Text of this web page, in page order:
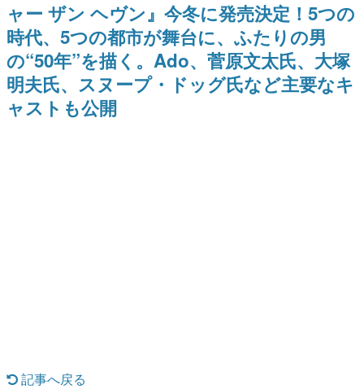
聞きし、ヒットする企画（ゲーム）とは何か？を探ってい
きます。
赫本
この物語を解いてはいけない。『赫本』は、〈試験問題〉
の形をした短編ホラー小説集です。
新世代に訊く
ダム・カム』開発元やチェコの
プロ野球選手から称賛の声
フリーク公式YouTubeで公開中
ャー ザン ヘヴン』今冬に発売決定！5つの
時代、5つの都市が舞台に、ふたりの男
の“50年”を描く。Ado、菅原文太氏、大塚
明夫氏、スヌープ・ドッグ氏など主要なキ
ャストも公開
記事へ戻る